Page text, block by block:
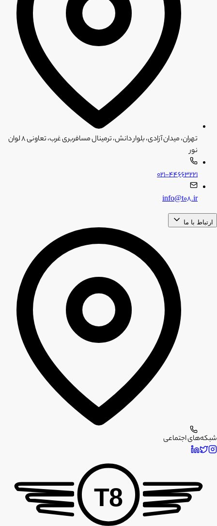
تهران، میدان آزادی، بلوار دانش، ترمینال مسافربری غرب، تعاونی ۸ لوان
نور
۰۲۱-۴۴۶۶۳۲۲۱
info@t08.ir
ارتباط با ما
شبکه‌های اجتماعی
T8